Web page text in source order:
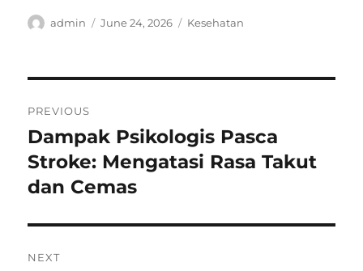
Author
admin
Posted
June 24, 2026 Categories
Kesehatan
navigation
PREVIOUS
Previous
post:
Dampak Psikologis Pasca
Stroke: Mengatasi Rasa Takut
dan Cemas
NEXT